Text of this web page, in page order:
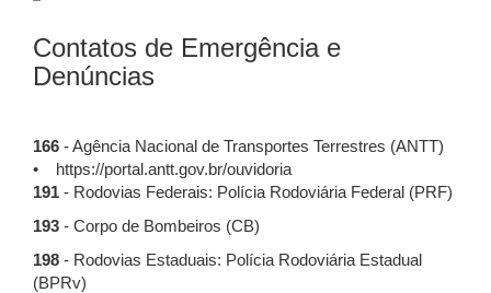
Contatos de Emergência e
Denúncias
166 - Agência Nacional de Transportes Terrestres (ANTT)
• https://portal.antt.gov.br/ouvidoria
191 - Rodovias Federais: Polícia Rodoviária Federal (PRF)
193 - Corpo de Bombeiros (CB)
198 - Rodovias Estaduais: Polícia Rodoviária Estadual
(BPRv)